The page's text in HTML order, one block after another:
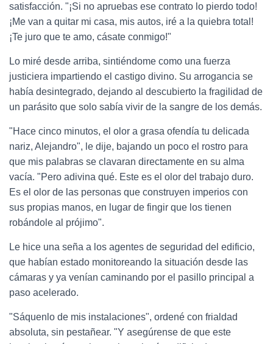
satisfacción. "¡Si no apruebas ese contrato lo pierdo todo!
¡Me van a quitar mi casa, mis autos, iré a la quiebra total!
¡Te juro que te amo, cásate conmigo!"
Lo miré desde arriba, sintiéndome como una fuerza
justiciera impartiendo el castigo divino. Su arrogancia se
había desintegrado, dejando al descubierto la fragilidad de
un parásito que solo sabía vivir de la sangre de los demás.
"Hace cinco minutos, el olor a grasa ofendía tu delicada
nariz, Alejandro", le dije, bajando un poco el rostro para
que mis palabras se clavaran directamente en su alma
vacía. "Pero adivina qué. Este es el olor del trabajo duro.
Es el olor de las personas que construyen imperios con
sus propias manos, en lugar de fingir que los tienen
robándole al prójimo".
Le hice una seña a los agentes de seguridad del edificio,
que habían estado monitoreando la situación desde las
cámaras y ya venían caminando por el pasillo principal a
paso acelerado.
"Sáquenlo de mis instalaciones", ordené con frialdad
absoluta, sin pestañear. "Y asegúrense de que este